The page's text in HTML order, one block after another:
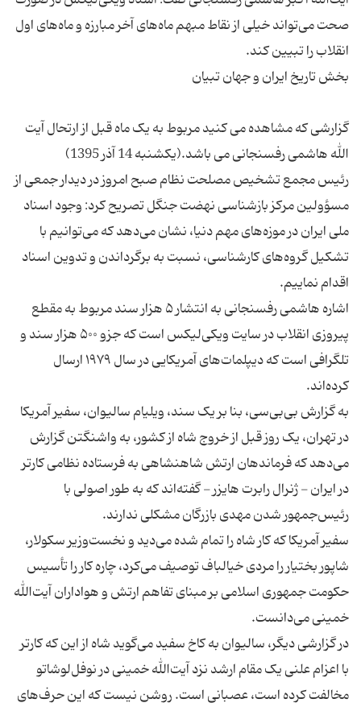
صحت می‌تواند خیلی از نقاط مبهم ماه‌های آخر مبارزه و ماه‌های اول
گزارشی که مشاهده می کنید مربوط به یک ماه قبل از ارتحال آیت
رئیس مجمع تشخیص مصلحت نظام صبح امروز در دیدار جمعی از
مسؤولین مرکز بازشناسی نهضت جنگل تصریح کرد: وجود اسناد
ملی ایران در موزه‌های مهم دنیا، نشان می‌دهد که می‌توانیم با
تشکیل گروه‌های کارشناسی، نسبت به برگرداندن و تدوین اسناد
اشاره هاشمی رفسنجانی به انتشار ۵ هزار سند مربوط به مقطع
پیروزی انقلاب در سایت ویکی‌لیکس است که جزو ۵۰۰ هزار سند و
تلگرافی است که دیپلمات‌های آمریکایی در سال ۱۹۷۹ ارسال
به گزارش بی‌بی‌سی، بنا بر یک سند، ویلیام سالیوان، سفیر آمریکا
در تهران، یک روز قبل از خروج شاه از کشور، به واشنگتن گزارش
می‌دهد که فرماندهان ارتش شاهنشاهی به فرستاده نظامی کارتر
در ایران - ژنرال رابرت هایزر - گفته‌اند که به طور اصولی با
سفیر آمریکا که کار شاه را تمام شده می‌دید و نخست‌وزیر سکولار،
شاپور بختیار را مردی خیالباف توصیف می‌کرد، چاره کار را تأسیس
حکومت جمهوری اسلامی بر مبنای تفاهم ارتش و هواداران آیت‌الله
در گزارشی دیگر، سالیوان به کاخ سفید می‌گوید شاه از این که کارتر
با اعزام علنی یک مقام ارشد نزد آیت‌الله خمینی در نوفل‌لوشاتو
مخالفت کرده است، عصبانی است. روشن نیست که این حرف‌های